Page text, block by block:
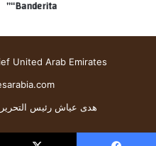
“Banderita”
United Arab Emirates
هدى عياش رئيس التحرير